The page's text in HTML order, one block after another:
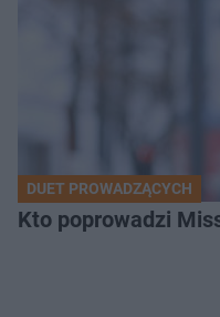
DUET PROWADZĄCYCH
Kto poprowadzi